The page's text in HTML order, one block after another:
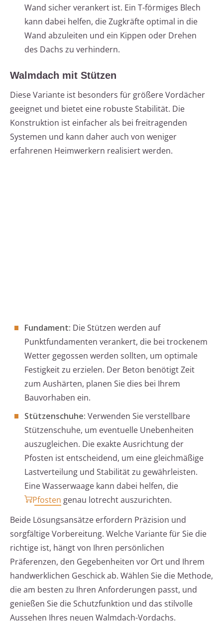
Wand sicher verankert ist. Ein T-förmiges Blech
kann dabei helfen, die Zugkräfte optimal in die
Wand abzuleiten und ein Kippen oder Drehen
des Dachs zu verhindern.
Walmdach mit Stützen
Diese Variante ist besonders für größere Vordächer
geeignet und bietet eine robuste Stabilität. Die
Konstruktion ist einfacher als bei freitragenden
Systemen und kann daher auch von weniger
erfahrenen Heimwerkern realisiert werden.
Fundament: Die Stützen werden auf
Punktfundamenten verankert, die bei trockenem
Wetter gegossen werden sollten, um optimale
Festigkeit zu erzielen. Der Beton benötigt Zeit
zum Aushärten, planen Sie dies bei Ihrem
Bauvorhaben ein.
Stützenschuhe: Verwenden Sie verstellbare
Stützenschuhe, um eventuelle Unebenheiten
auszugleichen. Die exakte Ausrichtung der
Pfosten ist entscheidend, um eine gleichmäßige
Lastverteilung und Stabilität zu gewährleisten.
Eine Wasserwaage kann dabei helfen, die
Pfosten genau lotrecht auszurichten.
Beide Lösungsansätze erfordern Präzision und
sorgfältige Vorbereitung. Welche Variante für Sie die
richtige ist, hängt von Ihren persönlichen
Präferenzen, den Gegebenheiten vor Ort und Ihrem
handwerklichen Geschick ab. Wählen Sie die Methode,
die am besten zu Ihren Anforderungen passt, und
genießen Sie die Schutzfunktion und das stilvolle
Aussehen Ihres neuen Walmdach-Vordachs.